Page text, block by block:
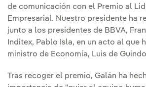
de comunicación con el Premio al
Empresarial. Nuestro presidente ha
junto a los presidentes de BBVA,
Inditex, Pablo Isla, en un acto al que
ministro de Economía, Luis de
Tras recoger el premio, Galán ha